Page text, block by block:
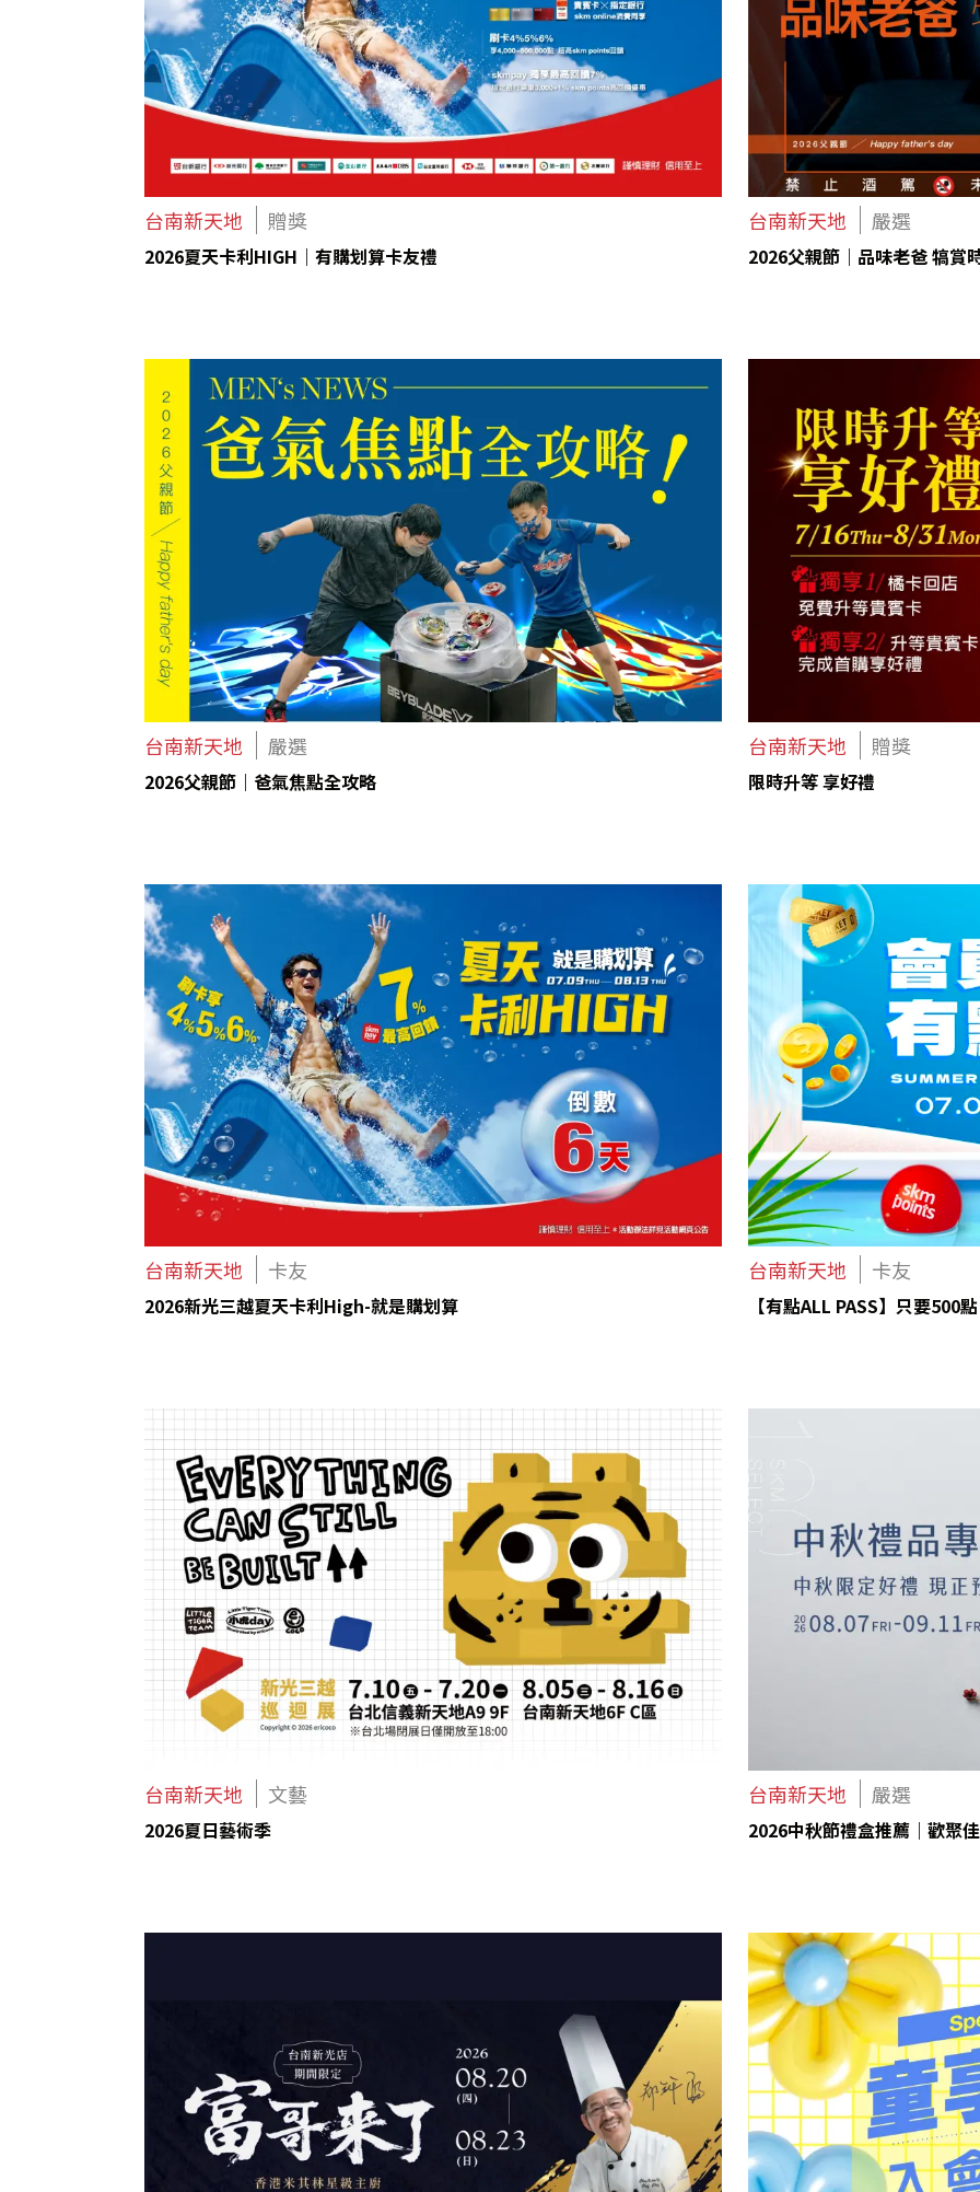
台南新天地 贈獎
2026夏天卡利HIGH｜有購划算卡友禮
台南新天地 嚴選
2026父親節｜品味老爸 犒賞
台南新天地 嚴選
2026父親節｜爸氣焦點全攻略
台南新天地 贈獎
限時升等 享好禮
台南新天地 卡友
2026新光三越夏天卡利High-就是購划算
台南新天地 卡友
【有點ALL PASS】只要500
台南新天地 文藝
2026夏日藝術季
台南新天地 嚴選
2026中秋節禮盒推薦｜歡聚